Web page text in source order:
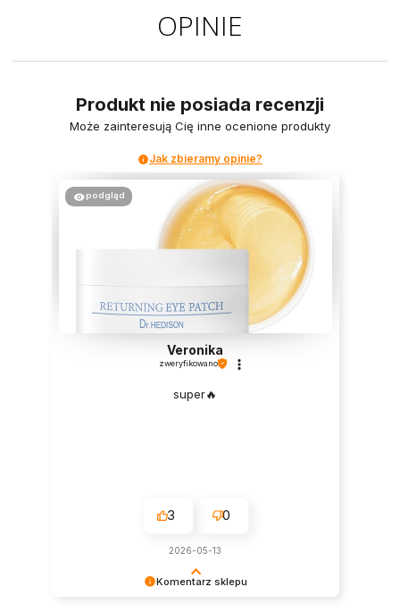
OPINIE
Produkt nie posiada recenzji
Może zainteresują Cię inne ocenione produkty
Jak zbieramy opinie?
Komentarz sklepu
podgląd
Veronika
zweryfikowano
super🔥
3 0
2026-05-13